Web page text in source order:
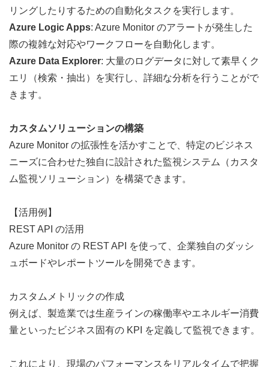
リングしたりするための自動化タスクを実行します。
Azure Logic Apps: Azure Monitor のアラートが発生した
際の複雑な対応やワークフローを自動化します。
Azure Data Explorer: 大量のログデータに対して素早くク
エリ（検索・抽出）を実行し、詳細な分析を行うことがで
きます。
カスタムソリューションの構築
Azure Monitor の拡張性を活かすことで、特定のビジネス
ニーズに合わせた独自に設計された監視システム（カスタ
ム監視ソリューション）を構築できます。
【活用例】
REST API の活用
Azure Monitor の REST API を使って、企業独自のダッシ
ュボードやレポートツールを開発できます。
カスタムメトリックの作成
例えば、製造業では生産ラインの稼働率やエネルギー消費
量といったビジネス固有の KPI を定義して監視できます。
これにより、現場のパフォーマンスをリアルタイムで把握